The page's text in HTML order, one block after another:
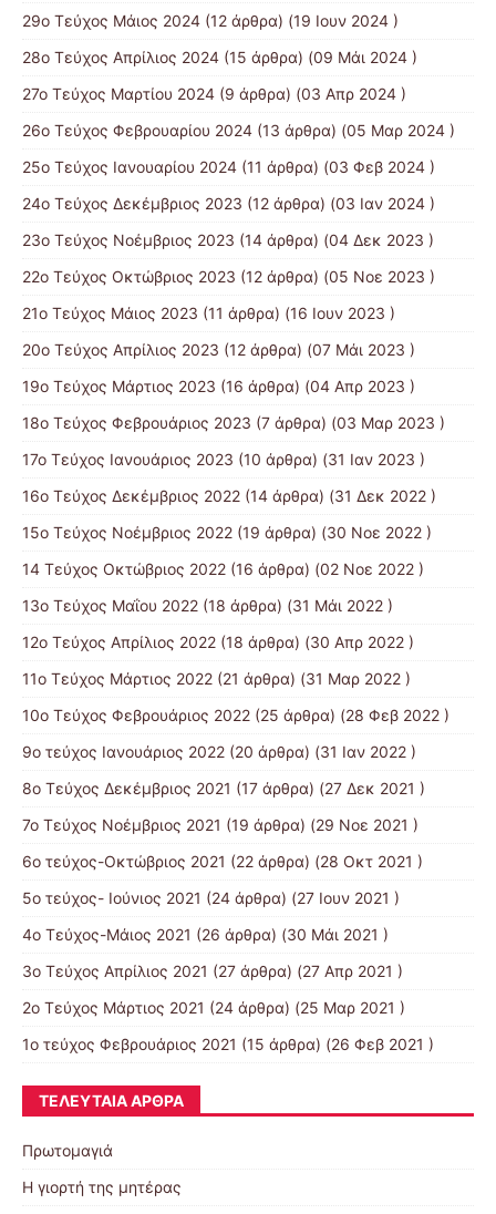
29ο Τεύχος Μάιος 2024 (12 άρθρα) (19 Ιουν 2024 )
28ο Τεύχος Απρίλιος 2024 (15 άρθρα) (09 Μάι 2024 )
27ο Τεύχος Μαρτίου 2024 (9 άρθρα) (03 Απρ 2024 )
26ο Τεύχος Φεβρουαρίου 2024 (13 άρθρα) (05 Μαρ 2024 )
25ο Τεύχος Ιανουαρίου 2024 (11 άρθρα) (03 Φεβ 2024 )
24ο Τεύχος Δεκέμβριος 2023 (12 άρθρα) (03 Ιαν 2024 )
23ο Τεύχος Νοέμβριος 2023 (14 άρθρα) (04 Δεκ 2023 )
22ο Τεύχος Οκτώβριος 2023 (12 άρθρα) (05 Νοε 2023 )
21ο Τεύχος Μάιος 2023 (11 άρθρα) (16 Ιουν 2023 )
20ο Τεύχος Απρίλιος 2023 (12 άρθρα) (07 Μάι 2023 )
19ο Τεύχος Μάρτιος 2023 (16 άρθρα) (04 Απρ 2023 )
18ο Τεύχος Φεβρουάριος 2023 (7 άρθρα) (03 Μαρ 2023 )
17ο Τεύχος Ιανουάριος 2023 (10 άρθρα) (31 Ιαν 2023 )
16ο Τεύχος Δεκέμβριος 2022 (14 άρθρα) (31 Δεκ 2022 )
15o Τεύχος Νοέμβριος 2022 (19 άρθρα) (30 Νοε 2022 )
14 Tεύχος Οκτώβριος 2022 (16 άρθρα) (02 Νοε 2022 )
13ο Τεύχος Μαΐου 2022 (18 άρθρα) (31 Μάι 2022 )
12ο Τεύχος Απρίλιος 2022 (18 άρθρα) (30 Απρ 2022 )
11o Tεύχος Μάρτιος 2022 (21 άρθρα) (31 Μαρ 2022 )
10o Tεύχος Φεβρουάριος 2022 (25 άρθρα) (28 Φεβ 2022 )
9o τεύχος Ιανουάριος 2022 (20 άρθρα) (31 Ιαν 2022 )
8o Tεύχος Δεκέμβριος 2021 (17 άρθρα) (27 Δεκ 2021 )
7o Τεύχος Νοέμβριος 2021 (19 άρθρα) (29 Νοε 2021 )
6ο τεύχος-Οκτώβριος 2021 (22 άρθρα) (28 Οκτ 2021 )
5ο τεύχος- Ιούνιος 2021 (24 άρθρα) (27 Ιουν 2021 )
4o Tεύχος-Μάιος 2021 (26 άρθρα) (30 Μάι 2021 )
3ο Τεύχος Απρίλιος 2021 (27 άρθρα) (27 Απρ 2021 )
2o Tεύχος Μάρτιος 2021 (24 άρθρα) (25 Μαρ 2021 )
1ο τεύχος Φεβρουάριος 2021 (15 άρθρα) (26 Φεβ 2021 )
ΤΕΛΕΥΤΑΊΑ ΆΡΘΡΑ
Πρωτομαγιά
Η γιορτή της μητέρας